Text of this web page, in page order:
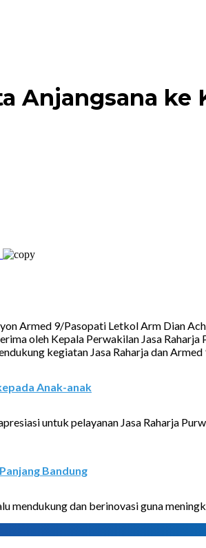
Anjangsana ke
Armed 9/Pasopati Letkol Arm Dian
oleh Kepala Perwakilan Jasa
kegiatan Jasa Raharja dan Armed
Anak-anak
untuk pelayanan Jasa Raharja
Bandung
mendukung dan berinovasi guna